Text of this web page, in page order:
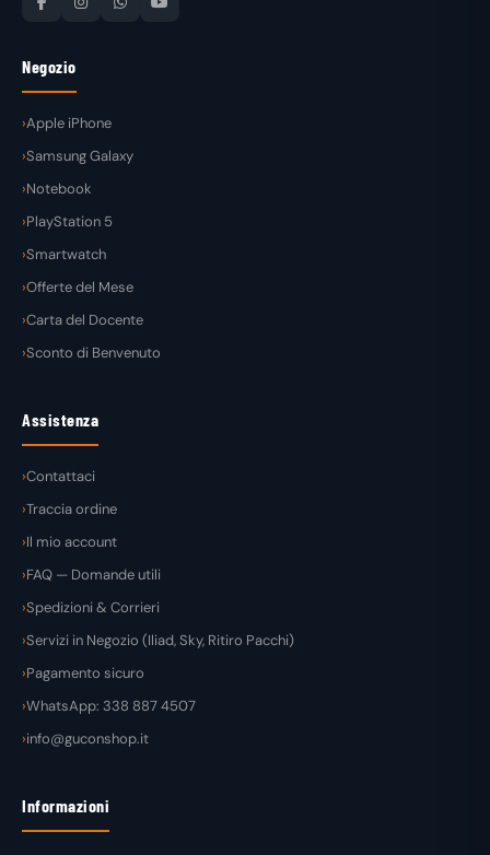
Negozio
Apple iPhone
Samsung Galaxy
Notebook
PlayStation 5
Smartwatch
Offerte del Mese
Carta del Docente
Sconto di Benvenuto
Assistenza
Contattaci
Traccia ordine
Il mio account
FAQ — Domande utili
Spedizioni & Corrieri
Servizi in Negozio (Iliad, Sky, Ritiro Pacchi)
Pagamento sicuro
WhatsApp: 338 887 4507
info@guconshop.it
Informazioni